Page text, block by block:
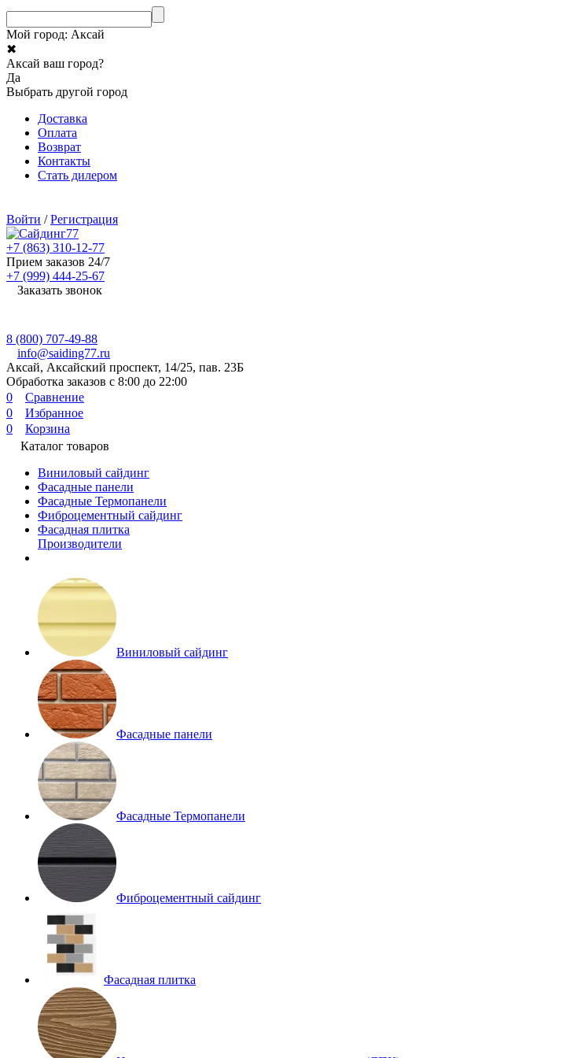
Мой город: Аксай
✖
Аксай ваш город?
Да
Выбрать другой город
Доставка
Оплата
Возврат
Контакты
Стать дилером
Войти /Регистрация
+7 (863) 310-12-77
Прием заказов 24/7
+7 (999) 444-25-67
Заказать звонок
8 (800) 707-49-88
info@saiding77.ru
Аксай, Аксайский проспект, 14/25, пав. 23Б
Обработка заказов с 8:00 до 22:00
0
Сравнение
0
Избранное
0
Корзина
Каталог товаров
Виниловый сайдинг
Фасадные панели
Фасадные Термопанели
Фиброцементный сайдинг
Фасадная плитка
Производители
Виниловый сайдинг
Фасадные панели
Фасадные Термопанели
Фиброцементный сайдинг
Фасадная плитка